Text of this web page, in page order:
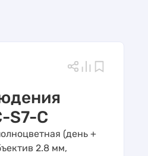
S7-C
(день +
2.8 мм,